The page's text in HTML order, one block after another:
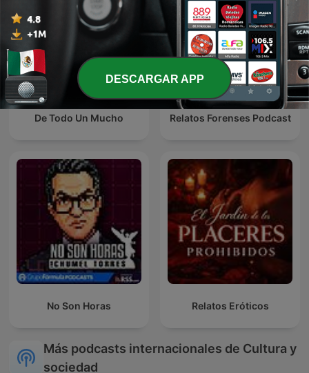
De Todo Un Mucho Relatos Forenses Podcast
No Son Horas Relatos Eróticos
Más podcasts internacionales de Cultura y
sociedad
DESCARGAR APP